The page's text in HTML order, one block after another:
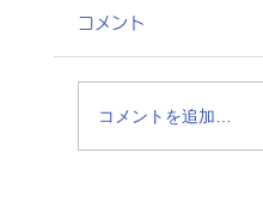
コメント
コメントを追加…